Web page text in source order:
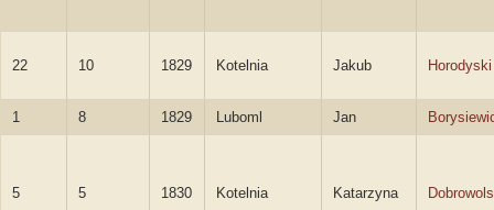
22 10 1829 Kotelnia Jakub Horodyski
1 8 1829 Luboml Jan
5 5 1830 Kotelnia Katarzyna